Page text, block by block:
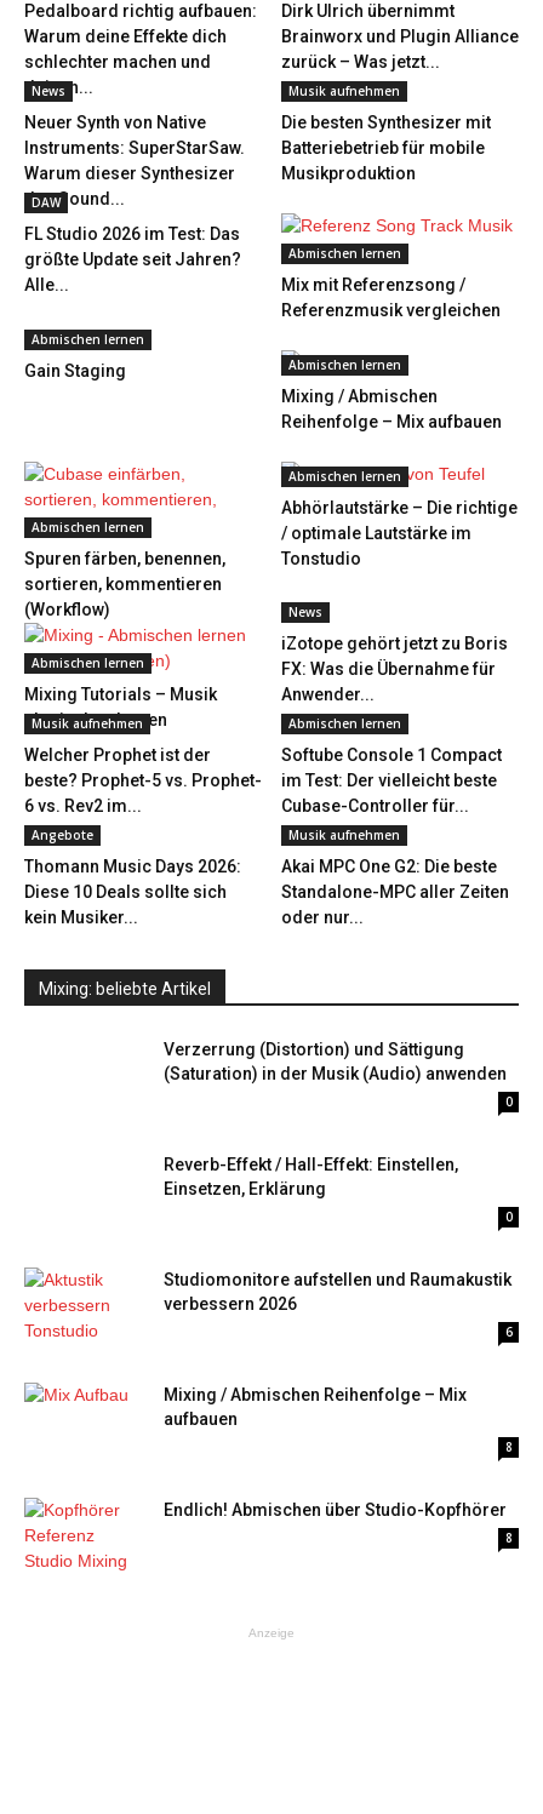
Pedalboard richtig aufbauen:
Warum deine Effekte dich
schlechter machen und
deinen...
Dirk Ulrich übernimmt
Brainworx und Plugin Alliance
zurück – Was jetzt...
News
Neuer Synth von Native
Instruments: SuperStarSaw.
Warum dieser Synthesizer
den Sound...
Musik aufnehmen
Die besten Synthesizer mit
Batteriebetrieb für mobile
Musikproduktion
DAW
FL Studio 2026 im Test: Das
größte Update seit Jahren?
Alle...
Abmischen lernen
Mix mit Referenzsong /
Referenzmusik vergleichen
Abmischen lernen
Gain Staging Abmischen lernen
Mixing / Abmischen
Reihenfolge – Mix aufbauen
Abmischen lernen
Spuren färben, benennen,
sortieren, kommentieren
(Workflow)
Abmischen lernen
Abhörlautstärke – Die richtige
/ optimale Lautstärke im
Tonstudio
Abmischen lernen
Mixing Tutorials – Musik
abmischen lernen
News
iZotope gehört jetzt zu Boris
FX: Was die Übernahme für
Anwender...
Musik aufnehmen
Welcher Prophet ist der
beste? Prophet-5 vs. Prophet-
6 vs. Rev2 im...
Abmischen lernen
Softube Console 1 Compact
im Test: Der vielleicht beste
Cubase-Controller für...
Angebote
Thomann Music Days 2026:
Diese 10 Deals sollte sich
kein Musiker...
Musik aufnehmen
Akai MPC One G2: Die beste
Standalone-MPC aller Zeiten
oder nur...
Mixing: beliebte Artikel
Verzerrung (Distortion) und Sättigung
(Saturation) in der Musik (Audio) anwenden
0
Reverb-Effekt / Hall-Effekt: Einstellen,
Einsetzen, Erklärung
0
Studiomonitore aufstellen und Raumakustik
verbessern 2026
6
Mixing / Abmischen Reihenfolge – Mix
aufbauen
8
Endlich! Abmischen über Studio-Kopfhörer
8
Anzeige